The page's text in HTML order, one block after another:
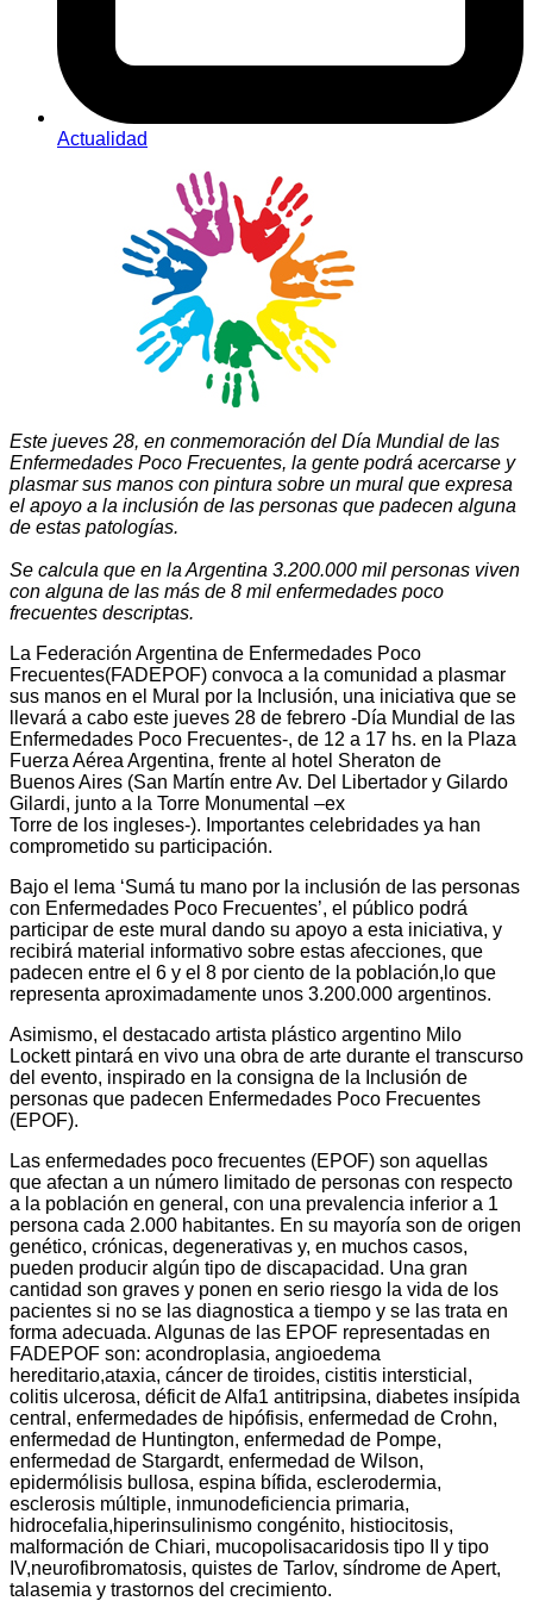
Actualidad
Este jueves 28, en conmemoración del Día Mundial de las
Enfermedades Poco Frecuentes, la gente podrá acercarse y
plasmar sus manos con pintura sobre un mural que expresa
el apoyo a la inclusión de las personas que padecen alguna
de estas patologías.
Se calcula que en la Argentina 3.200.000 mil personas viven
con alguna de las más de 8 mil enfermedades poco
frecuentes descriptas.
La Federación Argentina de Enfermedades Poco
Frecuentes(FADEPOF) convoca a la comunidad a plasmar
sus manos en el Mural por la Inclusión, una iniciativa que se
llevará a cabo este jueves 28 de febrero -Día Mundial de las
Enfermedades Poco Frecuentes-, de 12 a 17 hs. en la Plaza
Fuerza Aérea Argentina, frente al hotel Sheraton de
Buenos Aires (San Martín entre Av. Del Libertador y Gilardo
Gilardi, junto a la Torre Monumental –ex
Torre de los ingleses-). Importantes celebridades ya han
comprometido su participación.
Bajo el lema ‘Sumá tu mano por la inclusión de las personas
con Enfermedades Poco Frecuentes’, el público podrá
participar de este mural dando su apoyo a esta iniciativa, y
recibirá material informativo sobre estas afecciones, que
padecen entre el 6 y el 8 por ciento de la población,lo que
representa aproximadamente unos 3.200.000 argentinos.
Asimismo, el destacado artista plástico argentino Milo
Lockett pintará en vivo una obra de arte durante el transcurso
del evento, inspirado en la consigna de la Inclusión de
personas que padecen Enfermedades Poco Frecuentes
(EPOF).
Las enfermedades poco frecuentes (EPOF) son aquellas
que afectan a un número limitado de personas con respecto
a la población en general, con una prevalencia inferior a 1
persona cada 2.000 habitantes. En su mayoría son de origen
genético, crónicas, degenerativas y, en muchos casos,
pueden producir algún tipo de discapacidad. Una gran
cantidad son graves y ponen en serio riesgo la vida de los
pacientes si no se las diagnostica a tiempo y se las trata en
forma adecuada. Algunas de las EPOF representadas en
FADEPOF son: acondroplasia, angioedema
hereditario,ataxia, cáncer de tiroides, cistitis intersticial,
colitis ulcerosa, déficit de Alfa1 antitripsina, diabetes insípida
central, enfermedades de hipófisis, enfermedad de Crohn,
enfermedad de Huntington, enfermedad de Pompe,
enfermedad de Stargardt, enfermedad de Wilson,
epidermólisis bullosa, espina bífida, esclerodermia,
esclerosis múltiple, inmunodeficiencia primaria,
hidrocefalia,hiperinsulinismo congénito, histiocitosis,
malformación de Chiari, mucopolisacaridosis tipo II y tipo
IV,neurofibromatosis, quistes de Tarlov, síndrome de Apert,
talasemia y trastornos del crecimiento.